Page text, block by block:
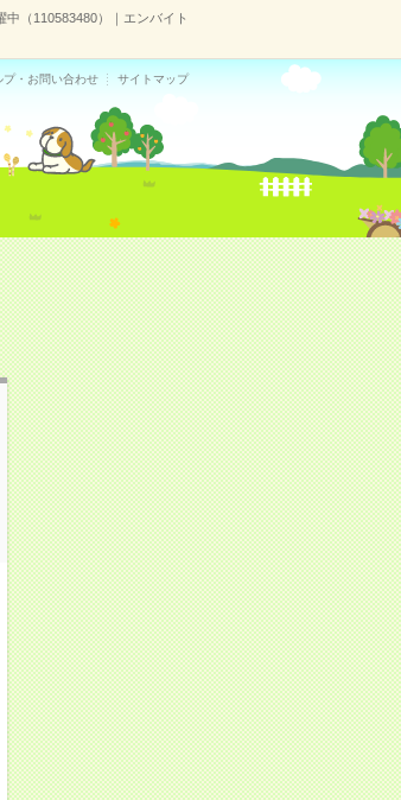
（110583480）｜エンバイト
プ・お問い合わせ サイトマップ